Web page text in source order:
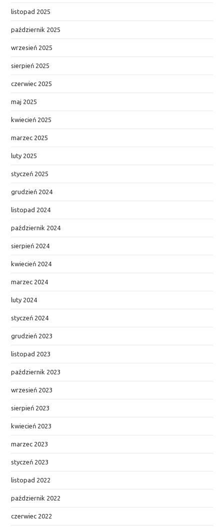
listopad 2025
październik 2025
wrzesień 2025
sierpień 2025
czerwiec 2025
maj 2025
kwiecień 2025
marzec 2025
luty 2025
styczeń 2025
grudzień 2024
listopad 2024
październik 2024
sierpień 2024
kwiecień 2024
marzec 2024
luty 2024
styczeń 2024
grudzień 2023
listopad 2023
październik 2023
wrzesień 2023
sierpień 2023
kwiecień 2023
marzec 2023
styczeń 2023
listopad 2022
październik 2022
czerwiec 2022